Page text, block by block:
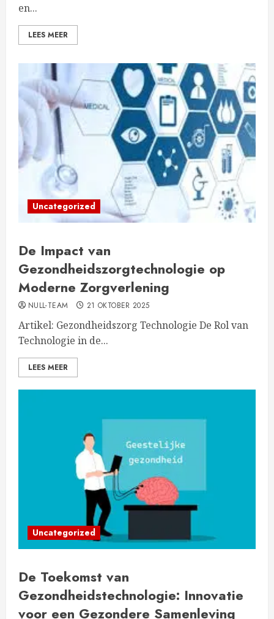
en...
LEES MEER
Uncategorized
De Impact van
Gezondheidszorgtechnologie op
Moderne Zorgverlening
NULL-TEAM 21 OKTOBER 2025
Artikel: Gezondheidszorg Technologie De Rol van
Technologie in de...
LEES MEER
Uncategorized
De Toekomst van
Gezondheidstechnologie: Innovatie
voor een Gezondere Samenleving